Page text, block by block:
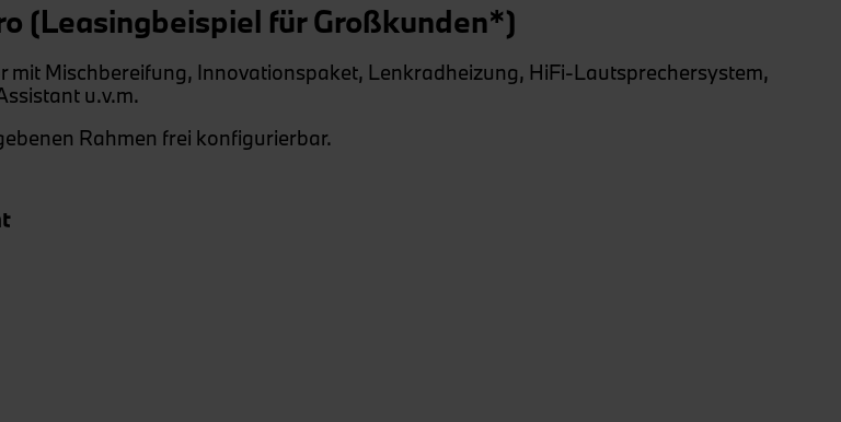
(Leasingbeispiel für Großkunden*)
mit Mischbereifung, Innovationspaket, Lenkradheizung, HiFi-Lautsprechersystem,
u.v.m.
Rahmen frei konfigurierbar.